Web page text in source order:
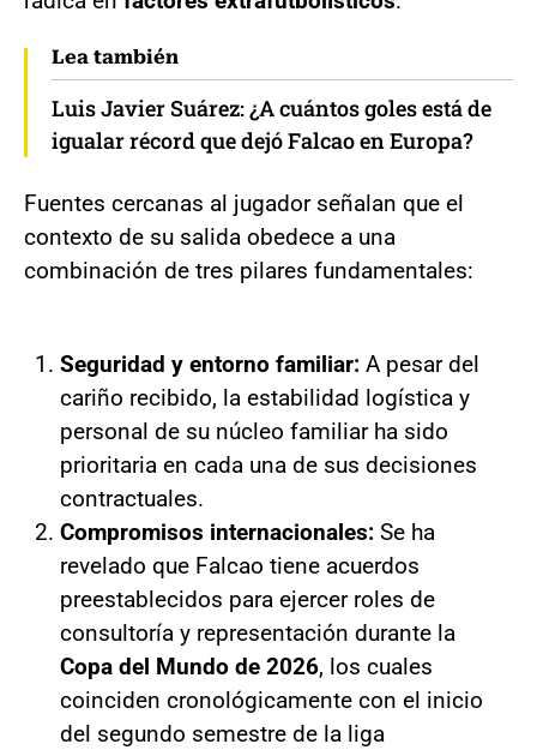
Lea también
Luis Javier Suárez: ¿A cuántos goles está de
igualar récord que dejó Falcao en Europa?
Fuentes cercanas al jugador señalan que el
contexto de su salida obedece a una
combinación de tres pilares fundamentales:
Seguridad y entorno familiar: A pesar del
cariño recibido, la estabilidad logística y
personal de su núcleo familiar ha sido
prioritaria en cada una de sus decisiones
contractuales.
Compromisos internacionales: Se ha
revelado que Falcao tiene acuerdos
preestablecidos para ejercer roles de
consultoría y representación durante la
Copa del Mundo de 2026, los cuales
coinciden cronológicamente con el inicio
del segundo semestre de la liga